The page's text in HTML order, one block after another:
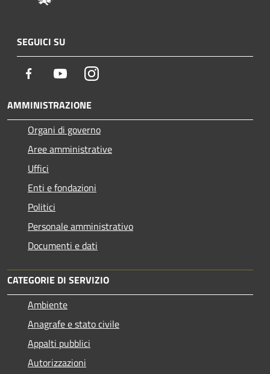
SEGUICI SU
Facebook YoutubeInstagram
AMMINISTRAZIONE
Organi di governo
Aree amministrative
Uffici
Enti e fondazioni
Politici
Personale amministrativo
Documenti e dati
CATEGORIE DI SERVIZIO
Ambiente
Anagrafe e stato civile
Appalti pubblici
Autorizzazioni